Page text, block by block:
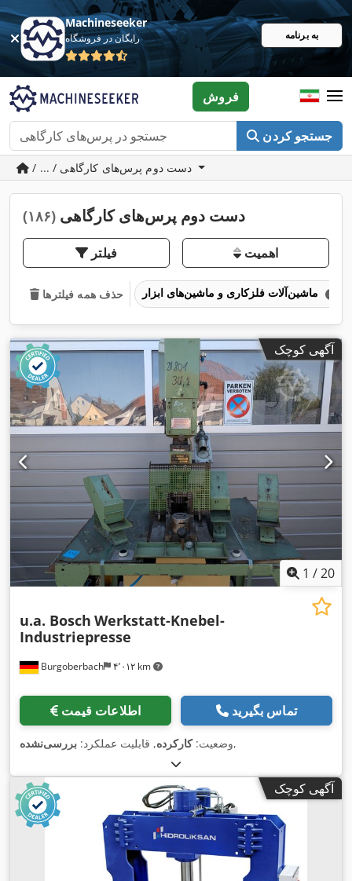
Machineseeker
رایگان در فروشگاه به برنامه
جستجو کردن
فروش
دست دوم پرس‌های کارگاهی (۱۸۶)
فیلتر اهمیت
حذف همه فیلترها
آگهی کوچک
1 /20
Burgoberbach ۴٬۰۱۲ km
u.a. Bosch Werkstatt-Knebel-
Industriepresse
اطلاعات قیمت تماس بگیرید
وضعیت:کارکرده, قابلیت عملکرد: بررسی‌نشده ,
آگهی کوچک